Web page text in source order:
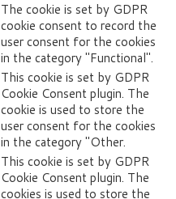
The cookie is set by GDPR
cookie consent to record the
user consent for the cookies
in the category "Functional".
This cookie is set by GDPR
Cookie Consent plugin. The
cookie is used to store the
user consent for the cookies
in the category "Other.
This cookie is set by GDPR
Cookie Consent plugin. The
cookies is used to store the